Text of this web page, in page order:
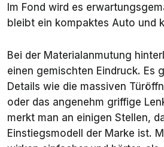
Im Fond wird es
bleibt ein kompaktes Auto und
Bei der Materialanmutung
einen gemischten Eindruck. Es
Details wie die massiven
oder das angenehm griffige
merkt man an einigen Stellen,
Einstiegsmodell der Marke ist.